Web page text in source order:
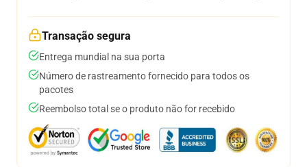
Transação segura
Entrega mundial na sua porta
Número de rastreamento fornecido para todos os
pacotes
Reembolso total se o produto não for recebido